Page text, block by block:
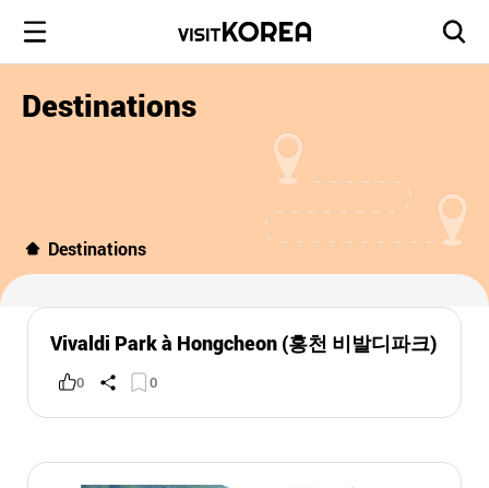
Destinations
Destinations
Vivaldi Park à Hongcheon (홍천 비발디파크)
0 0